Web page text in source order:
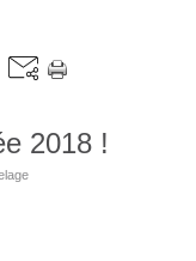
2018 !